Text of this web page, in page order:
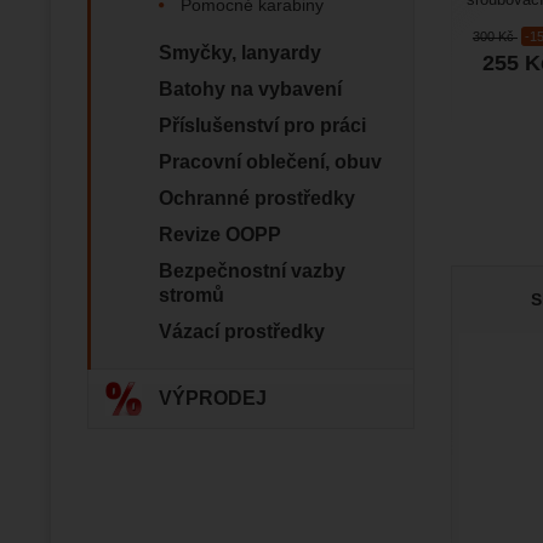
Díky
nám
Tyto
Jejich
Data
300Kč -
255
Pomocné karabiny
Smyčky, lanyardy
Batohy na vybavení
Příslušenství pro práci
Pracovní oblečení, obuv
Ochranné prostředky
Revize OOPP
Bezpečnostní vazby
stromů
Vázací prostředky
VÝPRODEJ